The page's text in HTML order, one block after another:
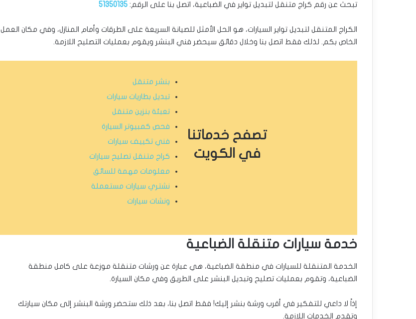
تبحث عن رقم كراج متنقل لتبديل تواير في الضباعية، اتصل بنا على الرقم: 51350135
الكراج المتنقل لتبديل تواير السيارات، هو الحل الأمثل للصيانة السريعة على الطرقات وأمام المنازل، وفي مكان العمل
الخاص بكم. لذلك فقط اتصل بنا وخلال دقائق سيحضر فني البنشر ويقوم بعمليات التصليح اللازمة.
تصفح خدماتنا
في الكويت
بنشر متنقل
تبديل بطاريات سيارات
تعبئة بنزين متنقل
فحص كمبيوتر السيارة
فني تكييف سيارات
كراج متنقل تصليح سيارات
معلومات مهمة للسائق
نشتري سيارات مستعملة
ونشات سيارات
خدمة سيارات متنقلة الضباعية
الخدمة المتنقلة للسيارات في منطقة الضباعية، هي عبارة عن ورشات متنقلة موزعة على كامل منطقة
الضباعية، وتقوم بعمليات تصليح وتبديل البنشر على الطريق وفي مكان السيارة.
إذاً لا داعي للتفكير في أقرب ورشة بنشر إليك! فقط اتصل بنا، بعد ذلك ستحضر ورشة البنشر إلى مكان سيارتك
وتقدم الخدمات اللازمة.